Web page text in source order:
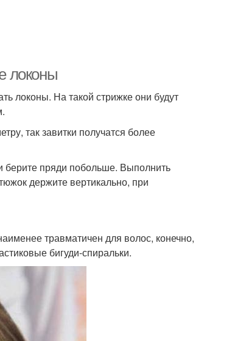
локоны
локоны. На такой стрижке они будут
так завитки получатся более
берите пряди побольше. Выполнить
держите вертикально, при
травматичен для волос, конечно,
бигуди-спиральки.